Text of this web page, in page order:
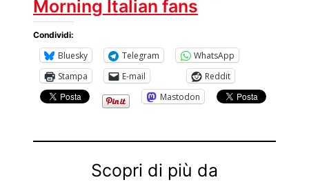
Morning Italian fans
Condividi:
Bluesky Telegram
WhatsApp
Stampa
E-mail
Reddit
Mastodon
Scopri di più da